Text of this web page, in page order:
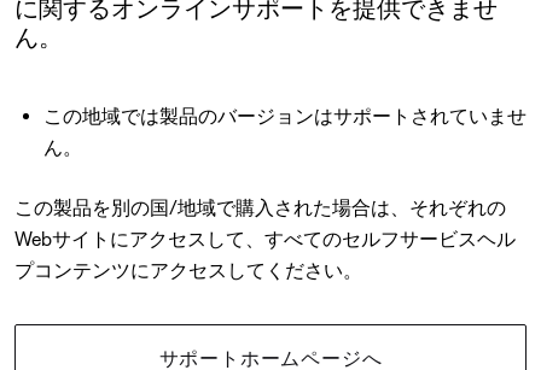
に関するオンラインサポートを提供できませ
ん。
この地域では製品のバージョンはサポートされていませ
ん。
この製品を別の国/地域で購入された場合は、それぞれの
Webサイトにアクセスして、すべてのセルフサービスヘル
プコンテンツにアクセスしてください。
サポートホームページへ